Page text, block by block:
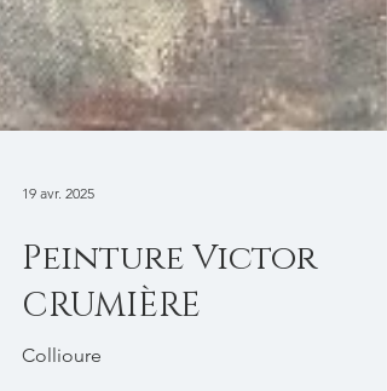
19 avr. 2025
Peinture Victor
CRUMIÈRE